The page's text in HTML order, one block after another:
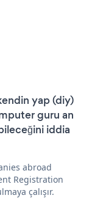
yap (diy)
guru an
iddia
abroad
Registration
çalışır.